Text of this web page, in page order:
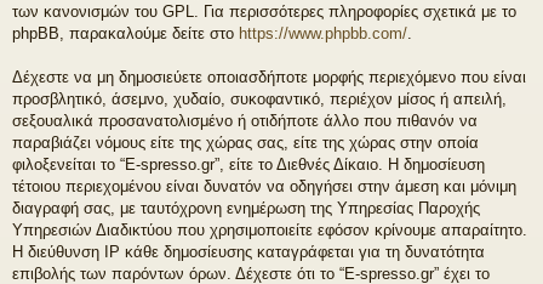
των κανονισμών του GPL. Για περισσότερες πληροφορίες σχετικά με το
phpBB, παρακαλούμε δείτε στο https://www.phpbb.com/
Δέχεστε να μη δημοσιεύετε οποιασδήποτε μορφής περιεχόμενο που είναι
προσβλητικό, άσεμνο, χυδαίο, συκοφαντικό, περιέχον μίσος ή απειλή,
σεξουαλικά προσανατολισμένο ή οτιδήποτε άλλο που πιθανόν να
παραβιάζει νόμους είτε της χώρας σας, είτε της χώρας στην οποία
φιλοξενείται το “E-spresso.gr”, είτε το Διεθνές Δίκαιο. Η δημοσίευση
τέτοιου περιεχομένου είναι δυνατόν να οδηγήσει στην άμεση και μόνιμη
διαγραφή σας, με ταυτόχρονη ενημέρωση της Υπηρεσίας Παροχής
Υπηρεσιών Διαδικτύου που χρησιμοποιείτε εφόσον κρίνουμε απαραίτητο.
Η διεύθυνση IP κάθε δημοσίευσης καταγράφεται για τη δυνατότητα
επιβολής των παρόντων όρων. Δέχεστε ότι το “E-spresso.gr” έχει το